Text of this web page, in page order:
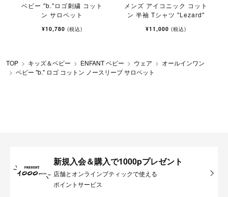
ベビー "b."ロゴ刺繍 コット
ン サロペット
¥10,780 (税込)
メンズ アイコニック コット
ン 半袖 Tシャツ "Lezard"
¥11,000 (税込)
TOP キッズ＆ベビー ENFANT ベビー ウェア
オールインワン
ベビー "b." ロゴ コットン ノースリーブ サロペット
新規入会＆購入で1000pプレゼント
店舗とオンラインブティックで使える
ポイントサービス